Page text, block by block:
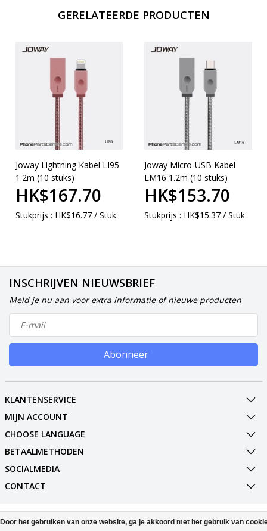
GERELATEERDE PRODUCTEN
Joway Lightning Kabel LI95
1.2m (10 stuks)
HK$167.70
Stukprijs : HK$16.77 / Stuk
Joway Micro-USB Kabel
LM16 1.2m (10 stuks)
HK$153.70
Stukprijs : HK$15.37 / Stuk
INSCHRIJVEN NIEUWSBRIEF
Meld je nu aan voor extra informatie of nieuwe producten
Abonneer
KLANTENSERVICE
MIJN ACCOUNT
CHOOSE LANGUAGE
BETAALMETHODEN
SOCIALMEDIA
CONTACT
© Copyright 2026 Phone Parts & Displays
Door het gebruiken van onze website, ga je akkoord met het gebruik van